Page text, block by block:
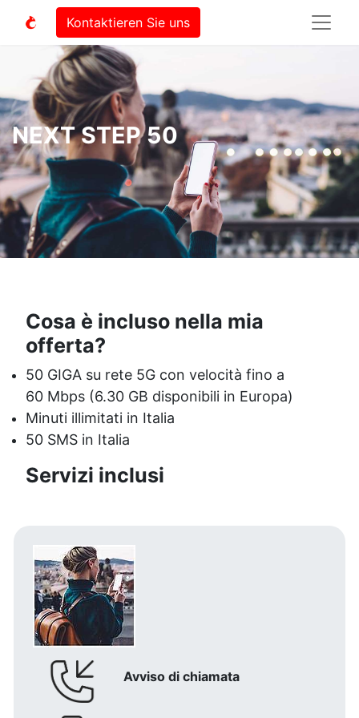
Kontaktieren Sie uns
NEXT STEP 50
Cosa è incluso nella mia
offerta?
50 GIGA su rete 5G con velocità fino a
60 Mbps (6.30 GB disponibili in Europa)
Minuti illimitati in Italia
50 SMS in Italia
Servizi inclusi
Avviso di chiamata